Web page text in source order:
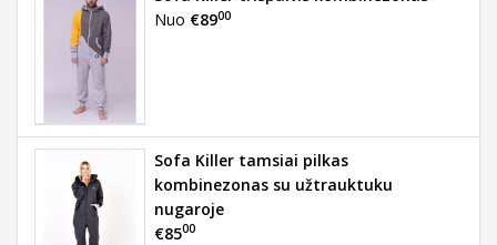
Nuo €8900
Sofa Killer tamsiai pilkas
kombinezonas su užtrauktuku
nugaroje
€8500